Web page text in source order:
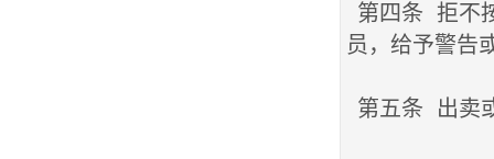
第四条 拒不
员，给予警告
第五条 出卖